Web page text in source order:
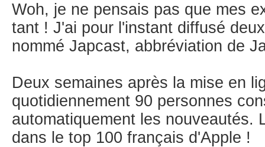
Woh, je ne pensais pas que mes
tant ! J'ai pour l'instant diffusé
nommé Japcast, abbréviation de
Deux semaines après la mise en
quotidiennement 90 personnes
automatiquement les nouveautés.
dans le top 100 français d'Apple !